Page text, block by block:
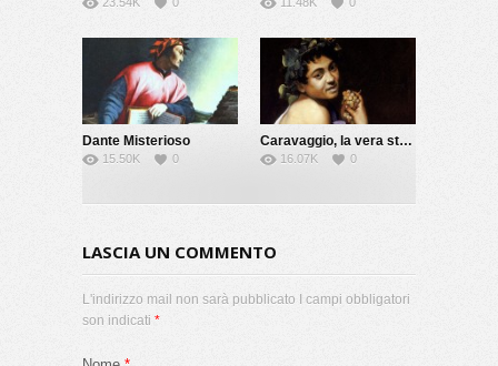
Venezia) nella storia della letteratura e in quadri
famosi. Il ricordo di alcune di loro è arrivato fino a
noi, anche per meriti culturali e artistici, diretti o
indiretti: Veronica Franco a Venezia, la “Rossina” o
la “Riccia” (amata da Machiavelli) di Firenze o la
Divina Imperia a Roma.
Condividi 38 0
0
Dante Misterioso
15.50K 0
Caravaggio, la vera storia
16.07K 0
LASCIA UN COMMENTO
L'indirizzo mail non sarà pubblicato I campi obbligatori
son indicati *